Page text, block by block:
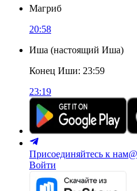
Магриб
20:58
Иша (настоящий Иша)
Конец Иши: 23:59
23:19
Присоединяйтесь к нам
Войти